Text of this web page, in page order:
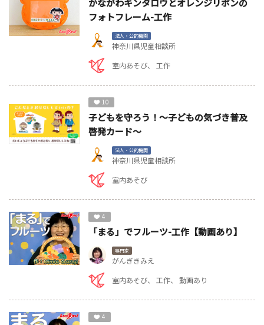
かながわキンタロウとオレンジリボンの
フォトフレーム-工作
法人・公的機関
神奈川県児童相談所
室内あそび
工作
10
子どもを守ろう！～子どもの気づき普及
啓発カード～
法人・公的機関
神奈川県児童相談所
室内あそび
4
「まる」でフルーツ-工作【動画あり】
専門家
がんぎきみえ
室内あそび
工作 動画あり
4